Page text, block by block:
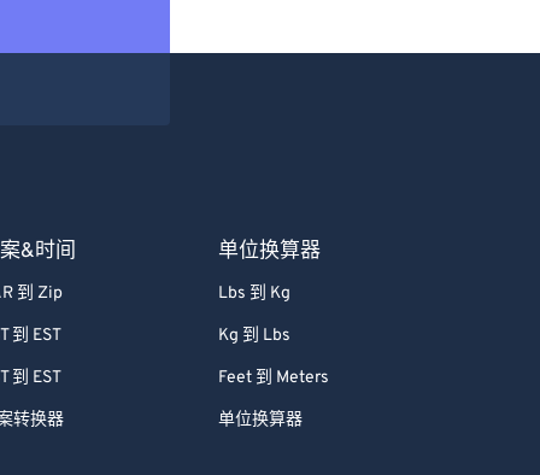
&时间
到 Zip
到 EST
到 EST
转换器
单位换算器
Lbs 到 Kg
Kg 到 Lbs
Feet 到 Meters
单位换算器